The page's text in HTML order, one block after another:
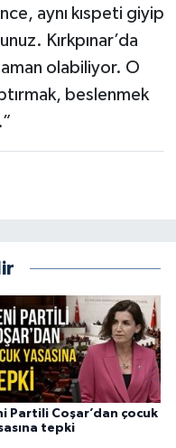
aynı kıspeti giyip
Kırkpınar’da
olabiliyor. O
beslenmek
Partili Coşar’dan çocuk
tepki